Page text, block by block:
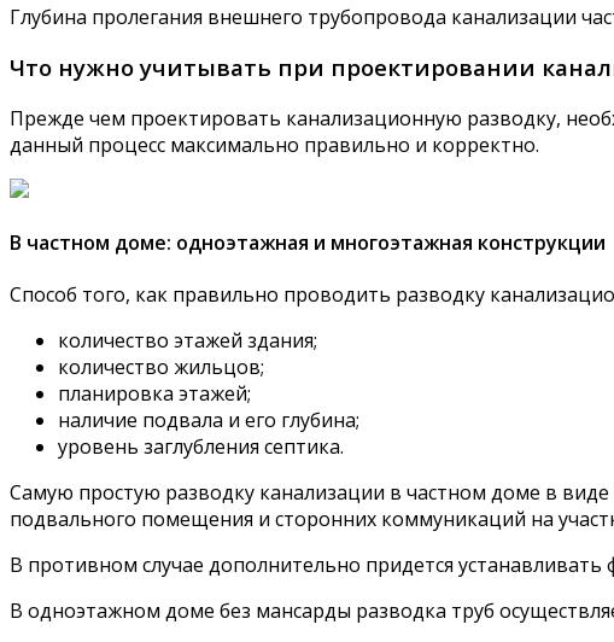
Глубина пролегания внешнего трубопровода канализации
Что нужно учитывать при проектировании
Прежде чем проектировать канализационную разводку,
данный процесс максимально правильно и корректно.
В частном доме: одноэтажная и многоэтажная конструкции
Способ того, как правильно проводить разводку
количество этажей здания;
количество жильцов;
планировка этажей;
наличие подвала и его глубина;
уровень заглубления септика.
Самую простую разводку канализации в частном доме в
подвального помещения и сторонних коммуникаций на
В противном случае дополнительно придется
В одноэтажном доме без мансарды разводка труб